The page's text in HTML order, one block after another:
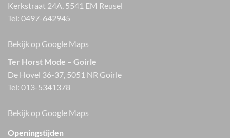
Kerkstraat 24A, 5541 EM Reusel
Tel: 0497-642945
Bekijk op Google Maps
Ter Horst Mode – Goirle
De Hovel 36-37, 5051 NR Goirle
Tel: 013-5341378
Bekijk op Google Maps
Openingstijden